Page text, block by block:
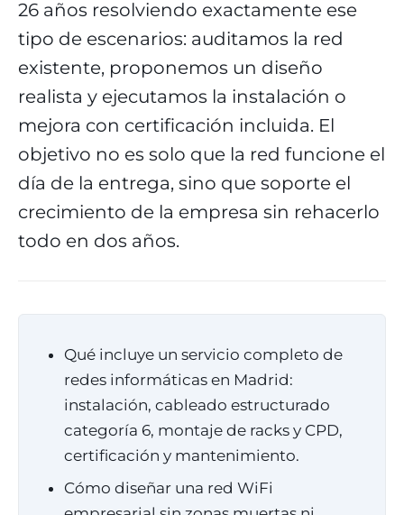
26 años resolviendo exactamente ese
tipo de escenarios: auditamos la red
existente, proponemos un diseño
realista y ejecutamos la instalación o
mejora con certificación incluida. El
objetivo no es solo que la red funcione el
día de la entrega, sino que soporte el
crecimiento de la empresa sin rehacerlo
todo en dos años.
Qué incluye un servicio completo de
redes informáticas en Madrid:
instalación, cableado estructurado
categoría 6, montaje de racks y CPD,
certificación y mantenimiento.
Cómo diseñar una red WiFi